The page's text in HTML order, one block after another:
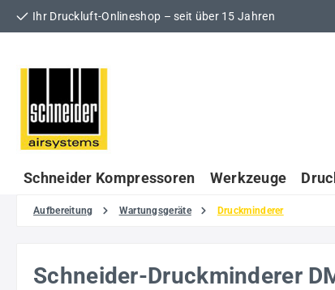
Hauptinhalt springen
Zur Suche springen
Zur Hauptnavigation springen
Ihr Druckluft-Onlineshop – seit über 15 Jahren
Schneider Kompressoren Werkzeuge
Aufbereitung Wartungsgeräte Druckminderer
Schneider-Druckminderer